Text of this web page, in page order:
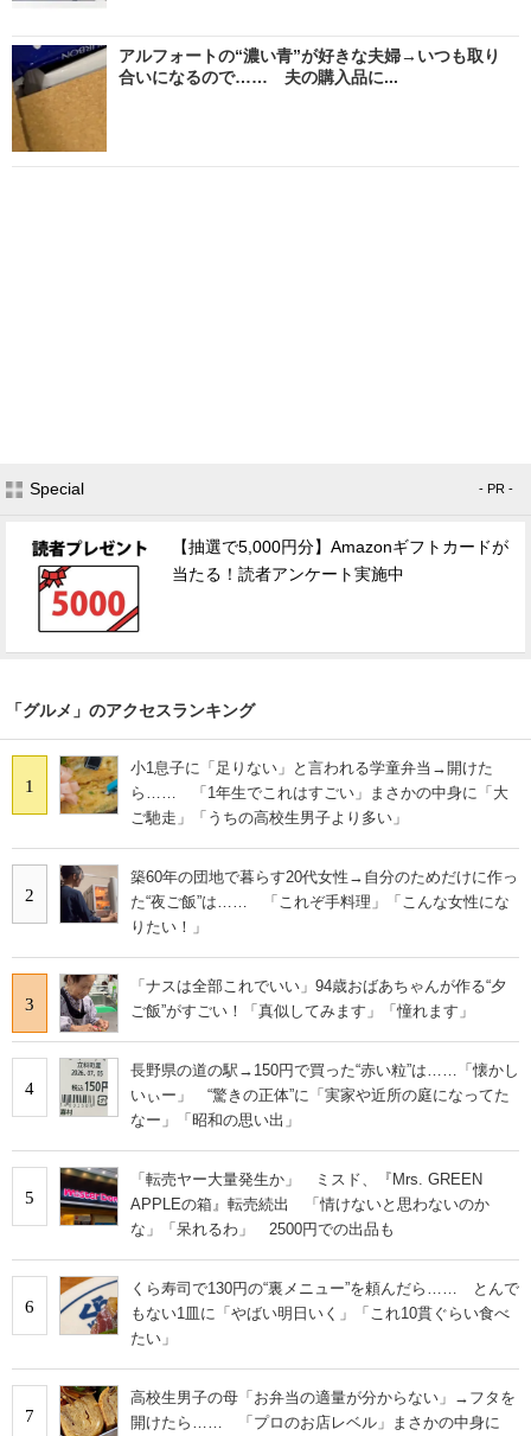
アルフォートの“濃い青”が好きな夫婦→いつも取り
合いになるので…… 夫の購入品に...
Special - PR -
【抽選で5,000円分】Amazonギフトカードが
当たる！読者アンケート実施中
「グルメ」のアクセスランキング
1
小1息子に「足りない」と言われる学童弁当→開けた
ら…… 「1年生でこれはすごい」まさかの中身に「大
ご馳走」「うちの高校生男子より多い」
2
築60年の団地で暮らす20代女性→自分のためだけに作っ
た“夜ご飯”は…… 「これぞ手料理」「こんな女性にな
りたい！」
3
「ナスは全部これでいい」94歳おばあちゃんが作る“夕
ご飯”がすごい！「真似してみます」「憧れます」
4
長野県の道の駅→150円で買った“赤い粒”は……「懐かし
いぃー」 “驚きの正体”に「実家や近所の庭になってた
なー」「昭和の思い出」
5
「転売ヤー大量発生か」 ミスド、『Mrs. GREEN
APPLEの箱』転売続出 「情けないと思わないのか
な」「呆れるわ」 2500円での出品も
6
くら寿司で130円の“裏メニュー”を頼んだら…… とんで
もない1皿に「やばい明日いく」「これ10貫ぐらい食べ
たい」
7
高校生男子の母「お弁当の適量が分からない」→フタを
開けたら…… 「プロのお店レベル」まさかの中身に